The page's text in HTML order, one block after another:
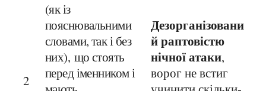
2
(як із
пояснювальними
словами, так і без
них), що стоять
перед іменником і
Дезорганізовани
й раптовістю
нічної атаки,
ворог не встиг